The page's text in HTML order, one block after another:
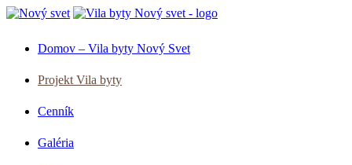
Domov – Vila byty Nový Svet
Projekt Vila byty
Cenník
Galéria